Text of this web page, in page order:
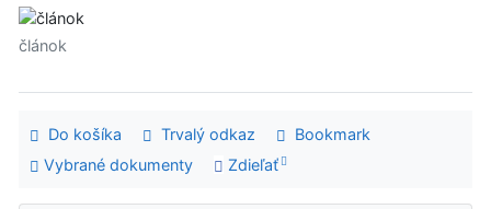
článok
Do košíka Trvalý odkaz
Bookmark
Vybrané dokumenty
Zdieľať